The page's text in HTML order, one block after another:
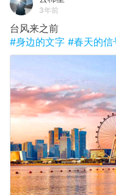
3年前
台风来之前
#身边的文字 #春天的信